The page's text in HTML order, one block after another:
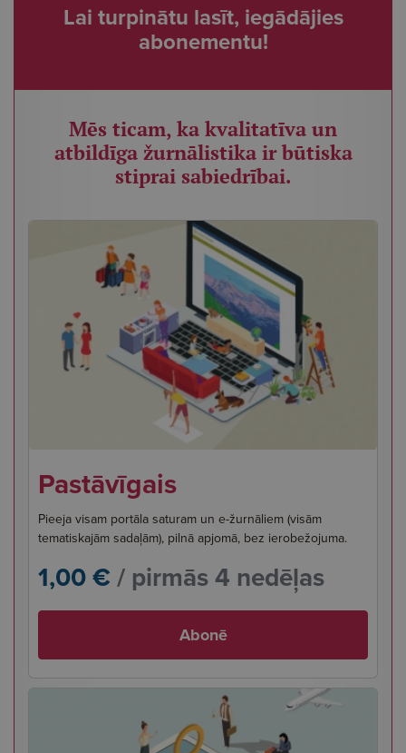
Lai turpinātu lasīt, iegādājies
abonementu!
Mēs ticam, ka kvalitatīva un
atbildīga žurnālistika ir būtiska
stiprai sabiedrībai.
Pastāvīgais
Pieeja visam portāla saturam un e-žurnāliem (visām
tematiskajām sadaļām), pilnā apjomā, bez ierobežojuma.
1,00 € / pirmās 4 nedēļas
Abonē